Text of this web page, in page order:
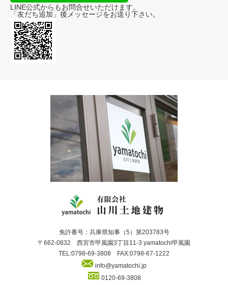
LINE公式からもお問合せいただけます。
「友だち追加」後メッセージをお送り下さい。
免許番号：兵庫県知事（5）第203783号
〒662-0832 西宮市甲風園3丁目11-3 yamatochi甲風園
TEL:0798-69-3808 FAX:0798-67-1222
info@yamatochi.jp
0120-69-3808